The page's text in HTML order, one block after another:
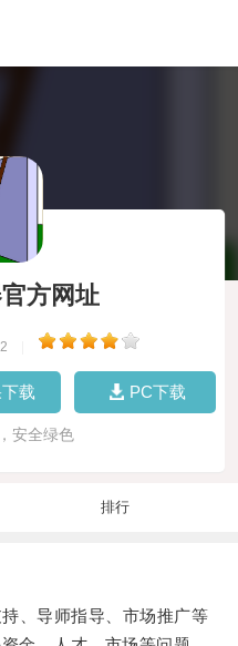
方网址
载 PC下载
安全绿色
排行
、导师指导、市场推广等